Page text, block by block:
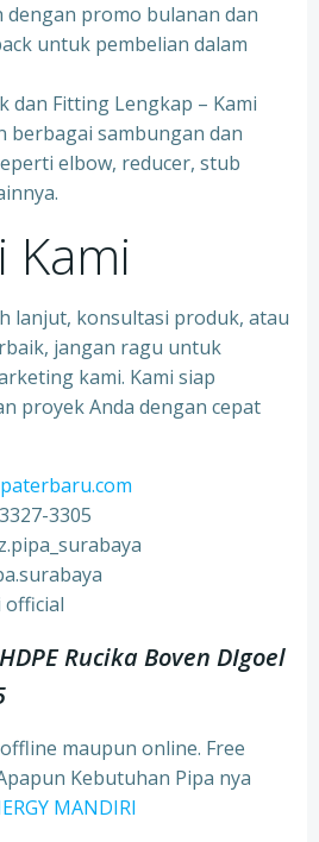
promo bulanan dan
untuk pembelian dalam
dan Fitting Lengkap – Kami
berbagai sambungan dan
elbow, reducer, stub
Kami
lanjut, konsultasi produk, atau
jangan ragu untuk
kami. Kami siap
proyek Anda dengan cepat
3305
official
Rucika Boven DIgoel
maupun online. Free
Kebutuhan Pipa nya
MANDIRI